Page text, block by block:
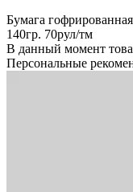
Бумага
140гр. 70рул/тм
В данный момент
Персональные